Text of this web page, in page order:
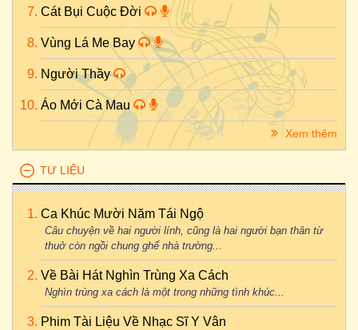
Cát Bụi Cuộc Đời
Vùng Lá Me Bay
Người Thầy
Áo Mới Cà Mau
Xem thêm
TƯ LIỆU
Ca Khúc Mười Năm Tái Ngộ
Câu chuyện về hai người lính, cũng là hai người bạn thân từ
thuở còn ngồi chung ghế nhà trường...
Về Bài Hát Nghìn Trùng Xa Cách
Nghìn trùng xa cách là một trong những tình khúc...
Phim Tài Liệu Về Nhạc Sĩ Y Vân